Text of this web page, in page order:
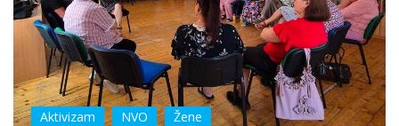
Aktivizam NVO Žene